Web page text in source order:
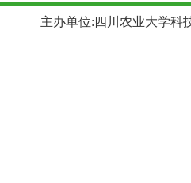
主办单位:四川农业大学科